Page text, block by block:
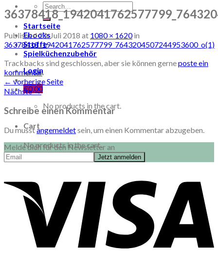
Search
for:
Startseite
Ebooks
Stoffe
Spielküchenzubehör
Login
€0,00
No products in the cart.
Cart
No products in the cart.
Published20. Juli 2018 at 1080 × 1620in
36378418_1942041762577799_7643204507244953600_o(1)
Trackbacks sind geschlossen, aber sie können gerneposte ein
kommentar.
← vorherige Seite
Nächste→
Schreibe einen Kommentar
Du musstangemeldetsein, um einen Kommentar abzugeben.
Melde dich für den Newsletter an